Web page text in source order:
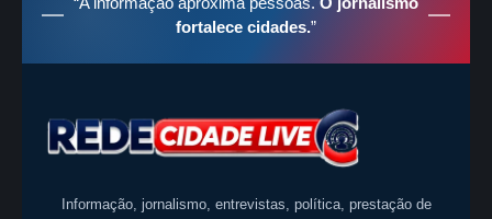
fortalece cidades.”
Informação, jornalismo, entrevistas, política, prestação de